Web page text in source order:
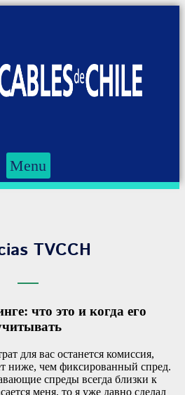
Menu
TVCCH
что это и когда его
для вас останется комиссия,
ниже, чем фиксированный спред.
спреды всегда близки к
меня, то я уже давно сделал